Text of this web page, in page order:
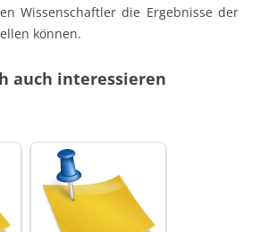
Wissenschaftler die Ergebnisse der
können.
auch interessieren